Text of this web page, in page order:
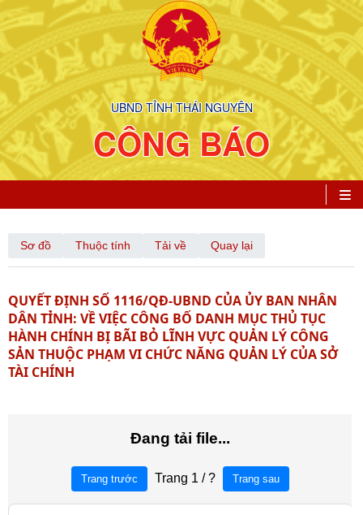
UBND TỈNH THÁI NGUYÊN
CÔNG BÁO
Sơ đồ Thuộc tính Tải về Quay lại
QUYẾT ĐỊNH SỐ 1116/QĐ-UBND CỦA ỦY BAN NHÂN
DÂN TỈNH: VỀ VIỆC CÔNG BỐ DANH MỤC THỦ TỤC
HÀNH CHÍNH BỊ BÃI BỎ LĨNH VỰC QUẢN LÝ CÔNG
SẢN THUỘC PHẠM VI CHỨC NĂNG QUẢN LÝ CỦA SỞ
TÀI CHÍNH